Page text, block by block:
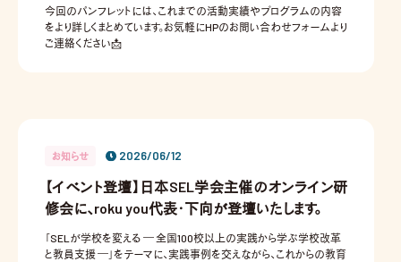
今回のパンフレットには、これまでの活動実績やプログラムの内容
をより詳しくまとめています。お気軽にHPのお問い合わせフォームより
ご連絡ください📩
お知らせ 2026/06/12
【イベント登壇】日本SEL学会主催のオンライン研
修会に、roku you代表・下向が登壇いたします。
「SELが学校を変える ― 全国100校以上の実践から学ぶ学校改革
と教員支援 ―」をテーマに、実践事例を交えながら、これからの教育